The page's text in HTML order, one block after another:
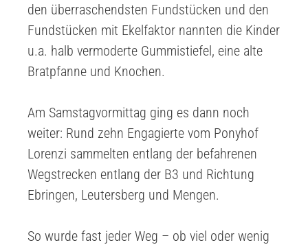
den überraschendsten Fundstücken und den
Fundstücken mit Ekelfaktor nannten die Kinder
u.a. halb vermoderte Gummistiefel, eine alte
Bratpfanne und Knochen.
Am Samstagvormittag ging es dann noch
weiter: Rund zehn Engagierte vom Ponyhof
Lorenzi sammelten entlang der befahrenen
Wegstrecken entlang der B3 und Richtung
Ebringen, Leutersberg und Mengen.
So wurde fast jeder Weg – ob viel oder wenig